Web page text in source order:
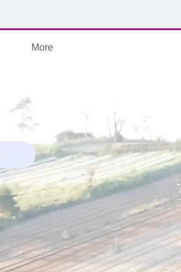
More